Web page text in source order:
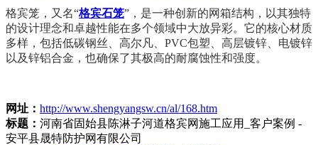
格宾笼，又名“格宾石笼”， 是一种创新的网箱结构，以其独特
的设计理念和卓越性能在多个领域中大放异彩。它的核心材质
多样，包括低碳钢丝、高尔凡、PVC包塑、高层镀锌、电镀锌
以及锌铝合金，也确保了其极高的耐腐蚀性和强度。
网址： http://www.shengyangsw.cn/al/168.htm
标题： 河南省固始县陈淋子河道格宾网施工应用_客户案例 -
安平县晟特防护网有限公司